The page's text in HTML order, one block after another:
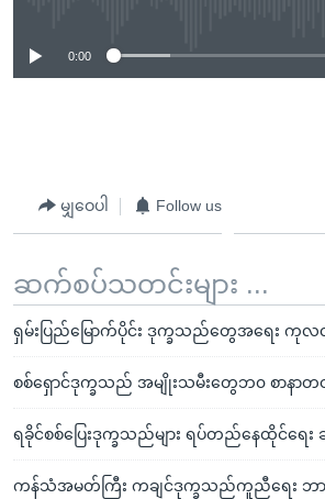
0:00
မျှဝေပါ Follow us
ဆက်စပ်သတင်းများ ...
ရှမ်းပြည်မြောက်ပိုင်း ဒုက္ခသည်တွေအရေး ကုလ
စစ်ရှောင်ဒုက္ခသည် အမျိုးသမီးတွေဘ၀ စာနာ
ရခိုင်စစ်ပြေးဒုက္ခသည်များ ရပ်တည်နေထိုင်ရေး
ကန်သံအမတ်ကြီး ကချင်ဒုက္ခသည်ကူညီရေး ဘာသ